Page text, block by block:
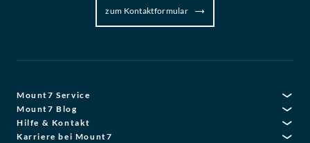
zum Kontaktformular
Mount7 Service
Mount7 Blog
Hilfe & Kontakt
Karriere bei Mount7